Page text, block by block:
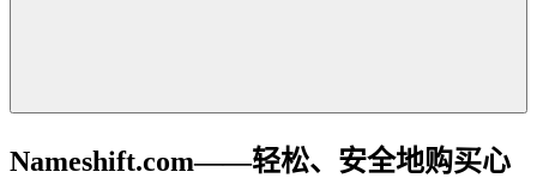
Nameshift.com——轻松、安全地购买心